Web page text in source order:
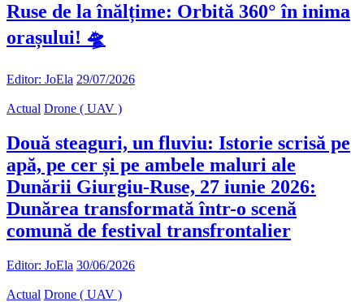
Ruse de la înălțime: Orbită 360° în inima
orașului! 🛸
Editor: JoEla 29/07/2026
Actual Drone ( UAV )
Două steaguri, un fluviu: Istorie scrisă pe
apă, pe cer și pe ambele maluri ale
Dunării Giurgiu-Ruse, 27 iunie 2026:
Dunărea transformată într-o scenă
comună de festival transfrontalier
Editor: JoEla 30/06/2026
Actual Drone ( UAV )